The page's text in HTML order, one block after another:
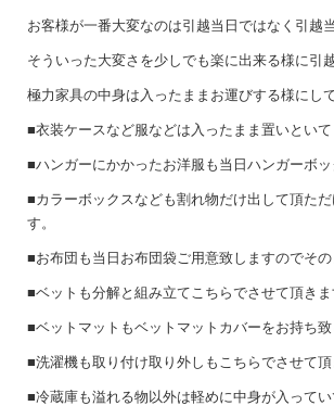
お客様が一番大変なのは引越当日ではなく引越
そういった大変さを少しでも楽に出来る様に引
極力家具の中身は入ったままお運びする様にし
■衣装ケースなど服などは入ったまま置いとい
■ハンガーにかかったお洋服も当日ハンガーボ
■カラーボックスなども割れ物だけ出して頂た
す。
■お布団も当日お布団袋ご用意致しますのでその
■ベットも分解と組み立てこちらでさせて頂き
■ベットマットもベットマットカバーをお持ち
■洗濯機も取り付け取り外しもこちらでさせて
■冷蔵庫も溢れる物以外は軽めに中身が入ってい